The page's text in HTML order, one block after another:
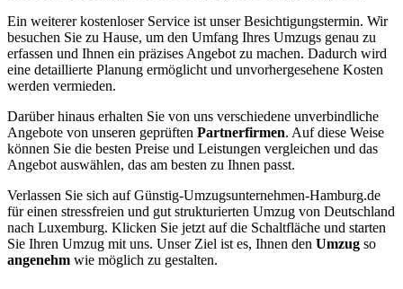
Ein weiterer kostenloser Service ist unser Besichtigungstermin. Wir
besuchen Sie zu Hause, um den Umfang Ihres Umzugs genau zu
erfassen und Ihnen ein präzises Angebot zu machen. Dadurch wird
eine detaillierte Planung ermöglicht und unvorhergesehene Kosten
werden vermieden.
Darüber hinaus erhalten Sie von uns verschiedene unverbindliche
Angebote von unseren geprüften Partnerfirmen. Auf diese Weise
können Sie die besten Preise und Leistungen vergleichen und das
Angebot auswählen, das am besten zu Ihnen passt.
Verlassen Sie sich auf Günstig-Umzugsunternehmen-Hamburg.de
für einen stressfreien und gut strukturierten Umzug von Deutschland
nach Luxemburg. Klicken Sie jetzt auf die Schaltfläche und starten
Sie Ihren Umzug mit uns. Unser Ziel ist es, Ihnen den Umzug so
angenehm wie möglich zu gestalten.